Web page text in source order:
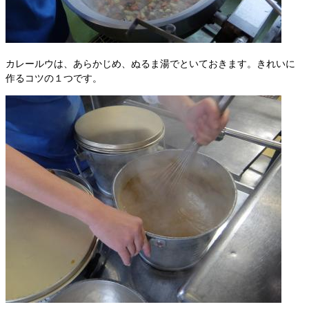
カレールウは、あらかじめ、ぬるま湯でといておきます。きれいに
作るコツの１つです。